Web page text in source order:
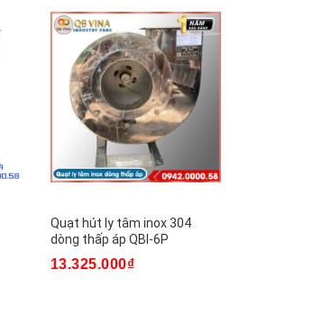
Quạt hút ly tâm inox 304
dòng thấp áp QBI-6P
13.325.000₫